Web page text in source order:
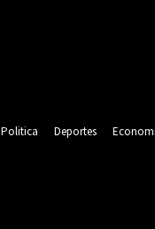
Politica Deportes